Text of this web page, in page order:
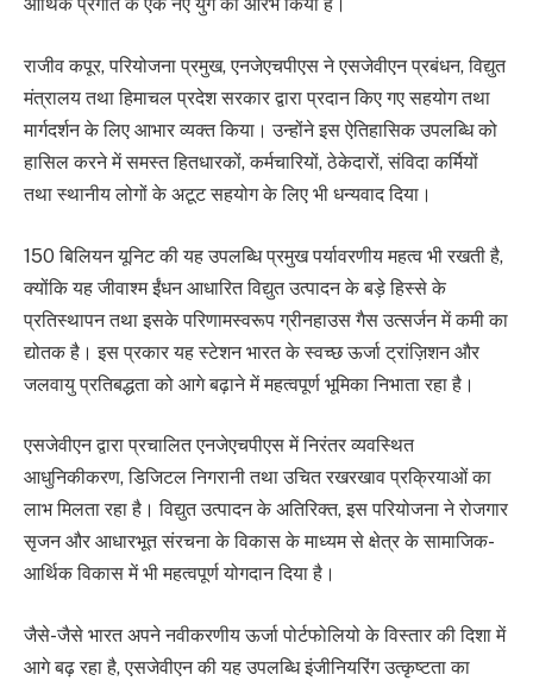
आर्थिक प्रगति के एक नए युग का आरंभ किया है।
राजीव कपूर, परियोजना प्रमुख, एनजेएचपीएस ने एसजेवीएन प्रबंधन, विद्युत
मंत्रालय तथा हिमाचल प्रदेश सरकार द्वारा प्रदान किए गए सहयोग तथा
मार्गदर्शन के लिए आभार व्यक्त किया। उन्होंने इस ऐतिहासिक उपलब्धि को
हासिल करने में समस्त हितधारकों, कर्मचारियों, ठेकेदारों, संविदा कर्मियों
तथा स्थानीय लोगों के अटूट सहयोग के लिए भी धन्यवाद दिया।
150 बिलियन यूनिट की यह उपलब्धि प्रमुख पर्यावरणीय महत्व भी रखती है,
क्योंकि यह जीवाश्म ईंधन आधारित विद्युत उत्पादन के बड़े हिस्से के
प्रतिस्थापन तथा इसके परिणामस्वरूप ग्रीनहाउस गैस उत्सर्जन में कमी का
द्योतक है। इस प्रकार यह स्टेशन भारत के स्वच्छ ऊर्जा ट्रांज़िशन और
जलवायु प्रतिबद्धता को आगे बढ़ाने में महत्वपूर्ण भूमिका निभाता रहा है।
एसजेवीएन द्वारा प्रचालित एनजेएचपीएस में निरंतर व्यवस्थित
आधुनिकीकरण, डिजिटल निगरानी तथा उचित रखरखाव प्रक्रियाओं का
लाभ मिलता रहा है। विद्युत उत्पादन के अतिरिक्त, इस परियोजना ने रोजगार
सृजन और आधारभूत संरचना के विकास के माध्यम से क्षेत्र के सामाजिक-
आर्थिक विकास में भी महत्वपूर्ण योगदान दिया है।
जैसे-जैसे भारत अपने नवीकरणीय ऊर्जा पोर्टफोलियो के विस्तार की दिशा में
आगे बढ़ रहा है, एसजेवीएन की यह उपलब्धि इंजीनियरिंग उत्कृष्टता का